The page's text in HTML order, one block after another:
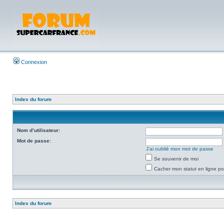
Connexion
Index du forum
Nom d’utilisateur:
Mot de passe:
J’ai oublié mon mot de passe
Se souvenir de moi
Cacher mon statut en ligne
Index du forum